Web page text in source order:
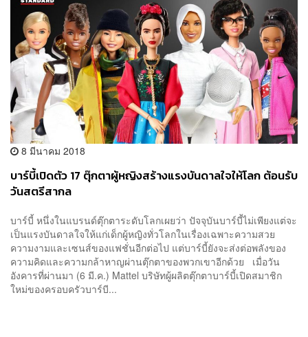
8 มีนาคม 2018
บาร์บี้เปิดตัว 17 ตุ๊กตาผู้หญิงสร้างแรงบันดาลใจให้โลก ต้อนรับ
วันสตรีสากล
บาร์บี้ หนึ่งในแบรนด์ตุ๊กตาระดับโลกเผยว่า ปัจจุบันบาร์บี้ไม่เพียงแต่จะ
เป็นแรงบันดาลใจให้แก่เด็กผู้หญิงทั่วโลกในเรื่องเฉพาะความสวย
ความงามและเซนส์ของแฟชั่นอีกต่อไป แต่บาร์บี้ยังจะส่งต่อพลังของ
ความคิดและความกล้าหาญผ่านตุ๊กตาของพวกเขาอีกด้วย เมื่อวัน
อังคารที่ผ่านมา (6 มี.ค.) Mattel บริษัทผู้ผลิตตุ๊กตาบาร์บี้เปิดสมาชิก
ใหม่ของครอบครัวบาร์บี...